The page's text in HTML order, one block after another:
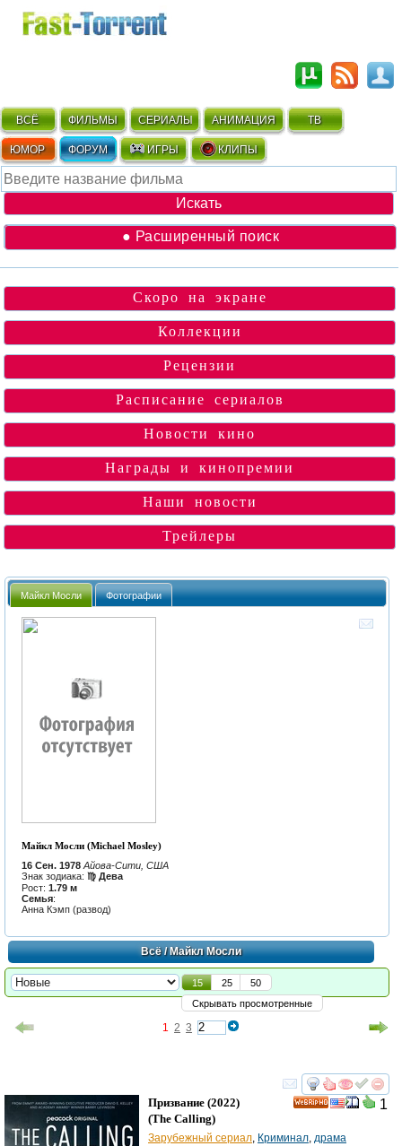
ВСЁ ФИЛЬМЫ СЕРИАЛЫ АНИМАЦИЯ ТВ
ЮМОР ФОРУМ ИГРЫ КЛИПЫ
● Расширенный поиск
Скоро на экране
Коллекции
Рецензии
Расписание сериалов
Новости кино
Награды и кинопремии
Наши новости
Трейлеры
Майкл Мосли Фотографии
Майкл Мосли (Michael Mosley)
16 Сен. 1978 Айова-Сити, США
Знак зодиака: ♍ Дева
Рост: 1.79 м
Семья:
Анна Кэмп (развод)
Всё/ Майкл Мосли
15 25
50
Скрывать просмотренные
1 2 3
смотреть
1
Призвание (2022)
(The Calling)
Зарубежный сериал Криминал драма